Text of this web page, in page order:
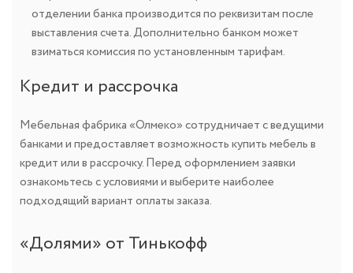
отделении банка производится по реквизитам после
выставления счета. Дополнительно банком может
взиматься комиссия по установленным тарифам.
Кредит и рассрочка
Мебельная фабрика «Олмеко» сотрудничает с ведущими
банками и предоставляет возможность купить мебель в
кредит или в рассрочку. Перед оформлением заявки
ознакомьтесь с условиями и выберите наиболее
подходящий вариант оплаты заказа.
«Долями» от Тинькофф